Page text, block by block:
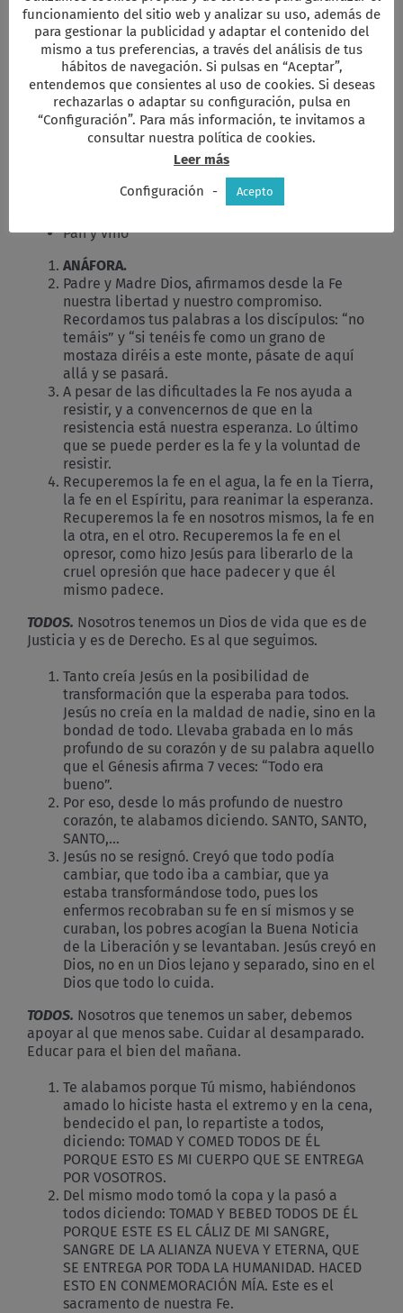
Creemos en la humanidad, fruto del amor de Dios,
Creemos que Dios nos sostiene, nos da la vida y nos
acoge como hijos, ahora y siempre, amén.[Música]
Reflexión dialogada .
OFRENDAS.
El libro de la Comunidad
Pan y vino
ANÁFORA.
Padre y Madre Dios, afirmamos desde la Fe
nuestra libertad y nuestro compromiso.
Recordamos tus palabras a los discípulos: “no
temáis” y “si tenéis fe como un grano de
mostaza diréis a este monte, pásate de aquí
allá y se pasará.
A pesar de las dificultades la Fe nos ayuda a
resistir, y a convencernos de que en la
resistencia está nuestra esperanza. Lo último
que se puede perder es la fe y la voluntad de
resistir.
Recuperemos la fe en el agua, la fe en la Tierra,
la fe en el Espíritu, para reanimar la esperanza.
Recuperemos la fe en nosotros mismos, la fe en
la otra, en el otro. Recuperemos la fe en el
opresor, como hizo Jesús para liberarlo de la
cruel opresión que hace padecer y que él
mismo padece.
TODOS. Nosotros tenemos un Dios de vida que es de
Justicia y es de Derecho. Es al que seguimos.
Tanto creía Jesús en la posibilidad de
transformación que la esperaba para todos.
Jesús no creía en la maldad de nadie, sino en la
bondad de todo. Llevaba grabada en lo más
profundo de su corazón y de su palabra aquello
que el Génesis afirma 7 veces: “Todo era
bueno”.
Por eso, desde lo más profundo de nuestro
corazón, te alabamos diciendo. SANTO, SANTO,
SANTO,…
Jesús no se resignó. Creyó que todo podía
cambiar, que todo iba a cambiar, que ya
estaba transformándose todo, pues los
enfermos recobraban su fe en sí mismos y se
curaban, los pobres acogían la Buena Noticia
de la Liberación y se levantaban. Jesús creyó en
Dios, no en un Dios lejano y separado, sino en el
Dios que todo lo cuida.
TODOS. Nosotros que tenemos un saber, debemos
apoyar al que menos sabe. Cuidar al desamparado.
Educar para el bien del mañana.
Te alabamos porque Tú mismo, habiéndonos
amado lo hiciste hasta el extremo y en la cena,
bendecido el pan, lo repartiste a todos,
diciendo: TOMAD Y COMED TODOS DE ÉL
PORQUE ESTO ES MI CUERPO QUE SE ENTREGA
POR VOSOTROS.
Del mismo modo tomó la copa y la pasó a
todos diciendo: TOMAD Y BEBED TODOS DE ÉL
PORQUE ESTE ES EL CÁLIZ DE MI SANGRE,
SANGRE DE LA ALIANZA NUEVA Y ETERNA, QUE
SE ENTREGA POR TODA LA HUMANIDAD. HACED
ESTO EN CONMEMORACIÓN MÍA. Este es el
sacramento de nuestra Fe.
funcionamiento del sitio web y analizar su uso, además de
para gestionar la publicidad y adaptar el contenido del
mismo a tus preferencias, a través del análisis de tus
hábitos de navegación. Si pulsas en “Aceptar”,
entendemos que consientes al uso de cookies. Si deseas
rechazarlas o adaptar su configuración, pulsa en
“Configuración”. Para más información, te invitamos a
consultar nuestra política de cookies.
Leer más
Configuración
- Acepto